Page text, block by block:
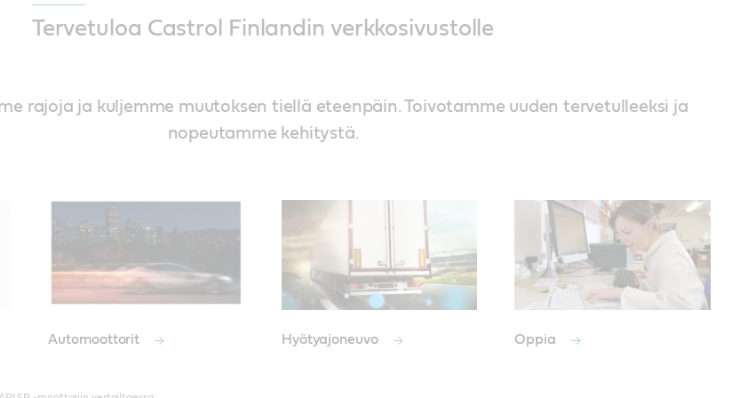
Tervetuloa Castrol Finlandin verkkosivustolle
rajoja ja kuljemme muutoksen tiellä eteenpäin. Toivotamme uuden tervetulleeksi ja
nopeutamme kehitystä.
Automoottorit Hyötyajoneuvo Oppia